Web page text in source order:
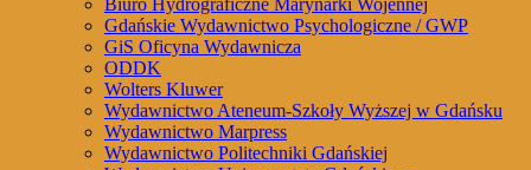
Biuro Hydrograficzne Marynarki Wojennej
Gdańskie Wydawnictwo Psychologiczne / GWP
GiS Oficyna Wydawnicza
ODDK
Wolters Kluwer
Wydawnictwo Ateneum-Szkoły Wyższej w Gdańsku
Wydawnictwo Marpress
Wydawnictwo Politechniki Gdańskiej